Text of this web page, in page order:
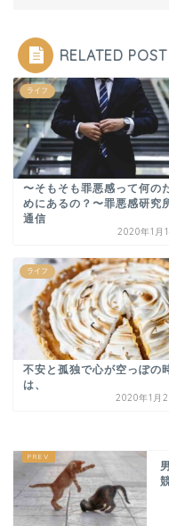
RELATED POST
ライフ
〜そもそも罪悪感って何の
めにあるの？〜罪悪感研究
通信
2020年1月
ライフ
不安と孤独で心が空っぽの
は、
2020年1月